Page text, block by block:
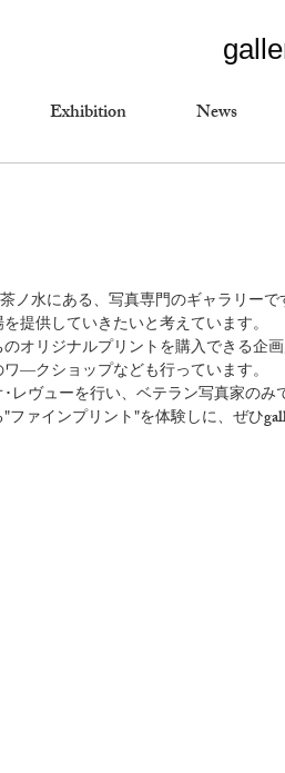
Exhibition News
茶ノ水にある、写真専門のギャラリー
提供していきたいと考えています。
オリジナルプリントを購入できる企
―クショップなども行っています。
レヴューを行い、ベテラン写真家の
ァインプリント"を体験しに、ぜひ